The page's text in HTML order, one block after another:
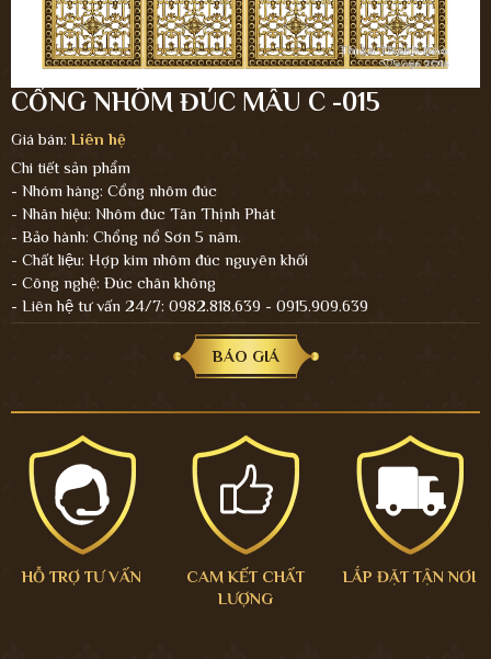
CỔNG NHÔM ĐÚC MẪU C -015
Giá bán:Liên hệ
Chi tiết sản phẩm
- Nhóm hàng: Cổng nhôm đúc
- Nhãn hiệu: Nhôm đúc Tân Thịnh Phát
- Bảo hành: Chổng nổ Sơn 5 năm.
- Chất liệu: Hợp kim nhôm đúc nguyên khối
- Công nghệ: Đúc chân không
- Liên hệ tư vấn 24/7: 0982.818.639 - 0915.909.639
BÁO GIÁ
HỖ TRỢ TƯ VẤN
CAM KẾT CHẤT
LƯỢNG
LẮP ĐẶT TẬN NƠI